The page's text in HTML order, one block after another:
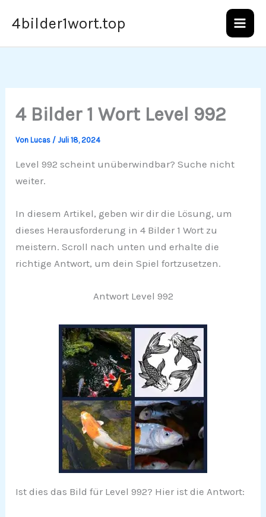
Inhalt
4bilder1wort.top
4 Bilder 1 Wort Level 992
VonLucas /Juli 18, 2024
Level 992 scheint unüberwindbar? Suche nicht
weiter.
In diesem Artikel, geben wir dir die Lösung, um
dieses Herausforderung in 4 Bilder 1 Wort zu
meistern. Scroll nach unten und erhalte die
richtige Antwort, um dein Spiel fortzusetzen.
Antwort Level 992
Ist dies das Bild für Level 992? Hier ist die Antwort: